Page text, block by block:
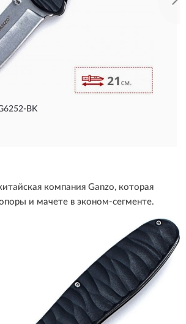
BK
компания Ganzo, которая
и мачете в эконом-сегменте.